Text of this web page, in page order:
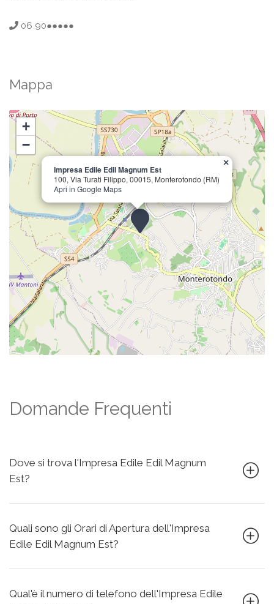
06 90●●●●●
Mappa
Impresa Edile Edil Magnum Est
100, Via Turati Filippo, 00015, Monterotondo (RM)
Apri in Google Maps
×
+
−
Domande Frequenti
Dove si trova l'Impresa Edile Edil Magnum
Est?
Quali sono gli Orari di Apertura dell'Impresa
Edile Edil Magnum Est?
Qual'è il numero di telefono dell'Impresa Edile